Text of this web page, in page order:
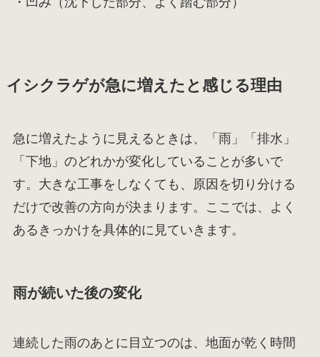
イシクラゲが急に増えたと感じる理由
急に増えたように見えるときは、「雨」「排水」
「下地」のどれかが変化していることが多いで
す。大きな工事をしなくても、原因を切り分ける
だけで改善の方向が決まります。ここでは、よく
あるきっかけを具体的に見ていきます。
雨が続いた後の変化
連続した雨のあとに目立つのは、地面が乾く時間